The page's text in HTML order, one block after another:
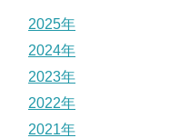
2025年
2024年
2023年
2022年
2021年